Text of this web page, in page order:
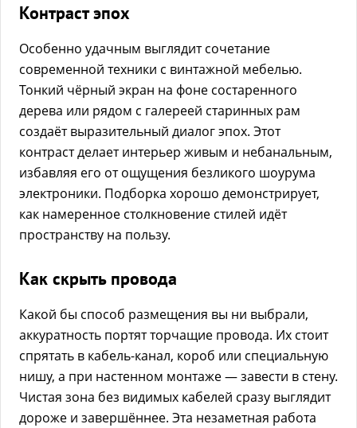
Контраст эпох
Особенно удачным выглядит сочетание
современной техники с винтажной мебелью.
Тонкий чёрный экран на фоне состаренного
дерева или рядом с галереей старинных рам
создаёт выразительный диалог эпох. Этот
контраст делает интерьер живым и небанальным,
избавляя его от ощущения безликого шоурума
электроники. Подборка хорошо демонстрирует,
как намеренное столкновение стилей идёт
пространству на пользу.
Как скрыть провода
Какой бы способ размещения вы ни выбрали,
аккуратность портят торчащие провода. Их стоит
спрятать в кабель-канал, короб или специальную
нишу, а при настенном монтаже — завести в стену.
Чистая зона без видимых кабелей сразу выглядит
дороже и завершённее. Эта незаметная работа